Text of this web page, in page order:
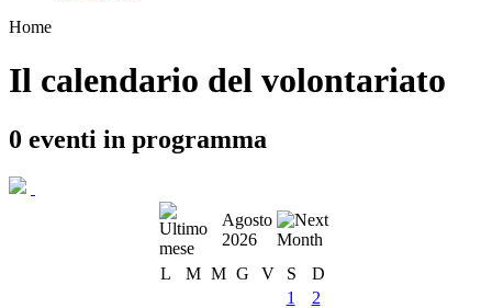
Home
Il calendario del volontariato
0 eventi in programma
Agosto
2026
L
M M G V S
D
1
2